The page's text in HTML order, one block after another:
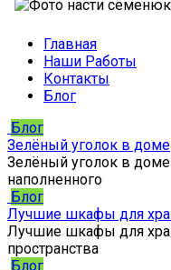
Главная
Наши Работы
Контакты
Блог
Блог
Зелёный уголок в доме
Зелёный уголок в
наполненного
Блог
Лучшие шкафы для
Лучшие шкафы для
пространства
Блог